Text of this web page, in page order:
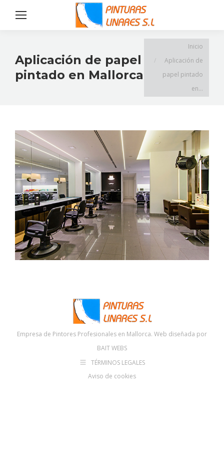
Aplicación de papel
pintado en Mallorca
Inicio
Aplicación de
papel pintado
en…
Empresa de Pintores Profesionales en Mallorca. Web diseñada por
BAIT WEBS
TÉRMINOS LEGALES
Aviso de cookies